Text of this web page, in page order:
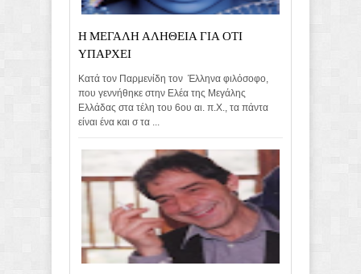
Η ΜΕΓΑΛΗ ΑΛΗΘΕΙΑ ΓΙΑ ΟΤΙ
ΥΠΑΡΧΕΙ
Κατά τον Παρμενίδη τον Έλληνα φιλόσοφο,
που γεννήθηκε στην Ελέα της Μεγάλης
Ελλάδας στα τέλη του 6ου αι. π.Χ., τα πάντα
είναι ένα και σ τα ...